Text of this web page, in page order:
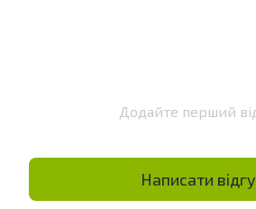
Додайте перший
Написати